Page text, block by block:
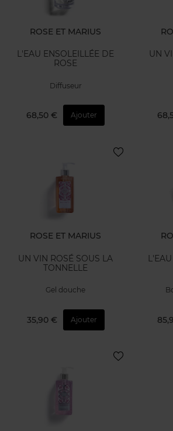
ROSE ET MARIUS
L'EAU ENSOLEILLÉE DE
ROSE
Diffuseur
68,50 € Ajouter
UN
ROSE ET MARIUS
UN VIN ROSÉ SOUS LA
TONNELLE
Gel douche
35,90 € Ajouter